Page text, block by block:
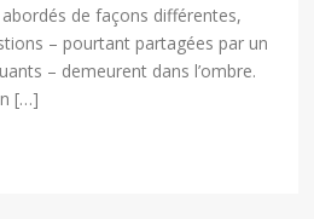
de façons différentes,
– pourtant partagées par un
– demeurent dans l’ombre.
[…]